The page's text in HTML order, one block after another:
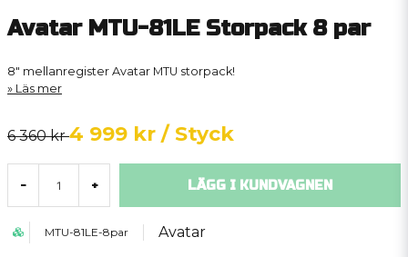
Avatar MTU-81LE Storpack 8 par
8" mellanregister Avatar MTU storpack!
Läs mer
6 360 kr4 999 kr / Styck
- + LÄGG I KUNDVAGNEN
MTU-81LE-8par Avatar